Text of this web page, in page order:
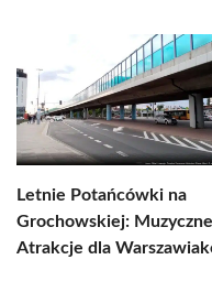
Letnie Potańcówki na
Grochowskiej: Muzyczne
Atrakcje dla